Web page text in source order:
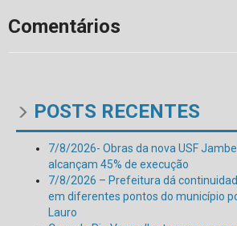
Comentários
POSTS RECENTES
7/8/2026- Obras da nova USF
alcançam 45% de execução
7/8/2026 – Prefeitura dá
em diferentes pontos do município
Lauro